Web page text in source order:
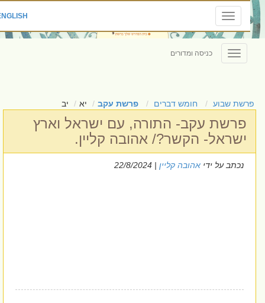
Toggle
navigation
ENGLISH
|
Toggle
navigation
כניסה ומדורים
שבוע חומש דברים פרשת עקב יא יב
פרשת עקב- התורה, עם ישראל וארץ
ישראל- הקשר?/ אהובה קליין.
נכתב על ידי אהובה קליין| 22/8/2024